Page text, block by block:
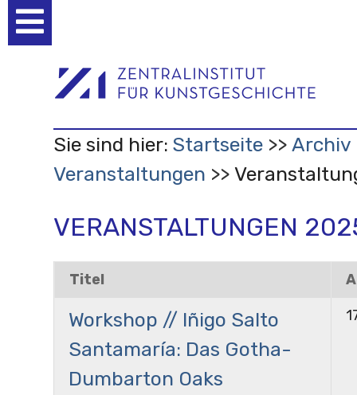
Werkzeuge
Sie sind hier: Startseite
Archiv
Veranstaltungen
VERANSTALTUNGEN
Titel
Workshop // Iñigo Salto
Santamaría: Das Gotha-
Dumbarton Oaks